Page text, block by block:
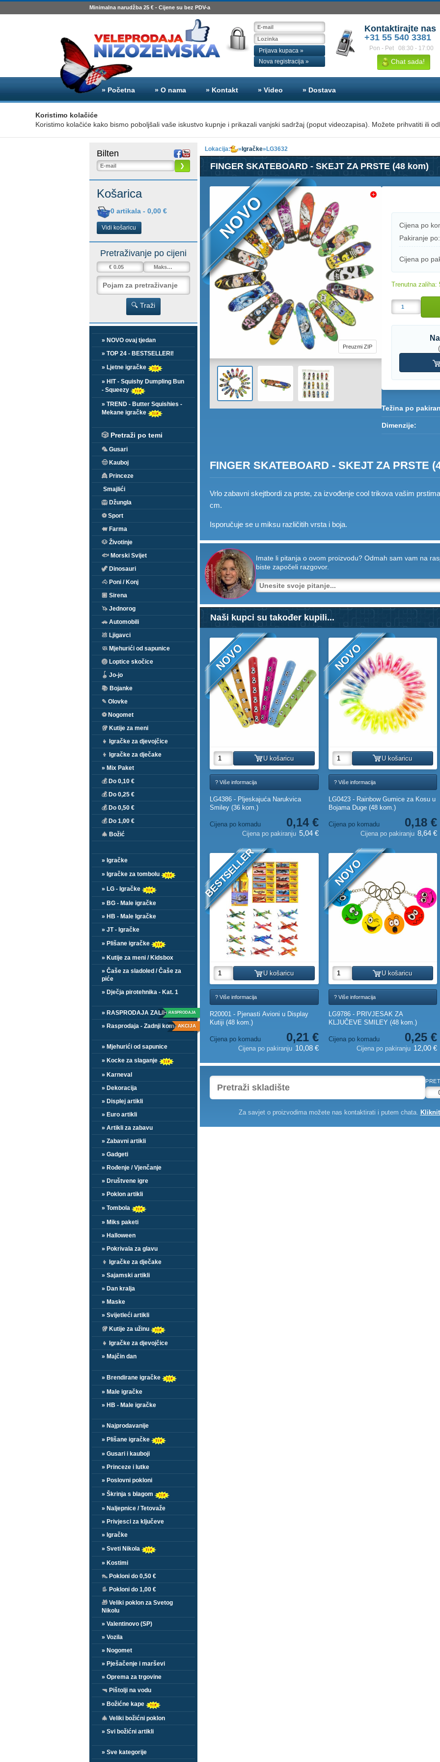
Minimalna narudžba 25 € - Cijene su bez PDV-a
Prijava kupaca »
Nova registracija »
Kontaktirajte nas
+31 55 540 3381
Pon - Pet 08:30 - 17:00
Chat sada!
» Početna » O nama » Kontakt » Video » Dostava
Koristimo kolačiće
Koristimo kolačiće kako bismo poboljšali vaše iskustvo kupnje i prikazali vanjski sadržaj (poput videozapisa). Možete prihvatiti ili
Bilten
❯
Košarica
0 artikala - 0,00 €
Vidi košaricu
Pretraživanje po cijeni
🔍 Traži
» NOVO ovaj tjedan
» TOP 24 - BESTSELLERI!
» Ljetne igračke
» HIT - Squishy Dumpling Bun
- Squeezy
» TREND - Butter Squishies -
Mekane igračke
🎲 Pretraži po temi
🦜 Gusari
🤠Kauboj
👸 Princeze
Smajlići
🦁 Džungla
⚽Sport
🐖 Farma
🐶 Životinje
🐟 Morski Svijet
🦖 Dinosauri
🐴 Poni / Konj
🏽 Sirena
🦄 Jednorog
🚗 Automobili
💩 Ljigavci
🧼 Mjehurići od sapunice
🏐 Loptice skočice
🪀 Jo-jo
📚 Bojanke
✎ Olovke
⚽Nogomet
🥡 Kutije za meni
👧
Igračke za djevojčice
👦
Igračke za dječake
» Mix Paket
💰Do 0,10 €
💰Do 0,25 €
💰Do 0,50 €
💰Do 1,00 €
🎄 Božić
» Igračke
» Igračke za tombolu
» LG - Igračke
» BG - Male igračke
» HB - Male Igračke
» JT - Igračke
» Plišane igračke
» Kutije za meni / Kidsbox
» Čaše za sladoled / Čaše za
piće
» Dječja pirotehnika - Kat. 1
» RASPRODAJA ZALIHARASPRODAJA
» Rasprodaja - Zadnji komadiAKCIJA
» Mjehurići od sapunice
» Kocke za slaganje
» Karneval
» Dekoracija
» Displej artikli
» Euro artikli
» Artikli za zabavu
» Zabavni artikli
» Gadgeti
» Rođenje / Vjenčanje
» Društvene igre
» Poklon artikli
» Tombola
» Miks paketi
» Halloween
» Pokrivala za glavu
👦
Igračke za dječake
» Sajamski artikli
» Dan kralja
» Maske
» Svijetleći artikli
🥡 Kutije za užinu
👧
Igračke za djevojčice
» Majčin dan
» Brendirane igračke
» Male igračke
» HB - Male igračke
» Najprodavanije
» Plišane igračke
» Gusari i kauboji
» Princeze i lutke
» Poslovni pokloni
» Škrinja s blagom
» Naljepnice / Tetovaže
» Privjesci za ključeve
» Igračke
» Sveti Nikola
» Kostimi
👠 Pokloni do 0,50 €
👢 Pokloni do 1,00 €
🎁 Veliki poklon za Svetog
Nikolu
» Valentinovo (SP)
» Vozila
» Nogomet
» Pješačenje i marševi
» Oprema za trgovine
🔫 Pištolji na vodu
» Božićne kape
🎄 Veliki božićni poklon
» Svi božićni artikli
» Sve kategorije
Lokacija: » Igračke» LG3632
FINGER SKATEBOARD - SKEJT ZA PRSTE (48 kom)
NOVO
Preuzmi ZIP
Cijena po
Pakiranje po:
Cijena po
Trenutna zaliha:
Težina po
Dimenzije:
FINGER SKATEBOARD - SKEJT ZA PRSTE
Vrlo zabavni skejtbordi za prste, za izvođenje cool trikova vašim
cm.
Isporučuje se u miksu različitih vrsta i boja.
Imate li pitanja o ovom proizvodu? Odmah sam vam na
biste započeli razgovor.
Naši kupci su također kupili...
NOVO
U košaricu
? Više informacija
LG4386 - Pljeskajuća Narukvica
Smiley (36 kom.)
Cijena po komadu 0,14 €
Cijena po pakiranju 5,04 €
NOVO
U košaricu
? Više informacija
LG0423 - Rainbow Gumice za Kosu u
Bojama Duge (48 kom.)
Cijena po komadu 0,18 €
Cijena po pakiranju 8,64 €
BESTSELLER
U košaricu
? Više informacija
R20001 - Pjenasti Avioni u Display
Kutiji (48 kom.)
Cijena po komadu 0,21 €
Cijena po pakiranju 10,08 €
NOVO
U košaricu
? Više informacija
LG9786 - PRIVJESAK ZA
KLJUČEVE SMILEY (48 kom.)
Cijena po komadu 0,25 €
Cijena po pakiranju 12,00 €
Za savjet o proizvodima možete nas kontaktirati i putem chata.